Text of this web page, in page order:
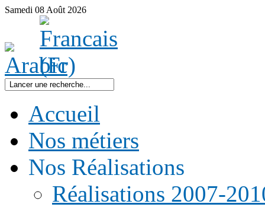
Samedi 08 Août 2026
Accueil
Nos métiers
Nos Réalisations
Réalisations 2007-